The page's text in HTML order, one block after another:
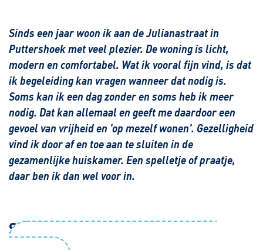
Sinds een jaar woon ik aan de Julianastraat in
Puttershoek met veel plezier. De woning is licht,
modern en comfortabel. Wat ik vooral fijn vind, is dat
ik begeleiding kan vragen wanneer dat nodig is.
Soms kan ik een dag zonder en soms heb ik meer
nodig. Dat kan allemaal en geeft me daardoor een
gevoel van vrijheid en 'op mezelf wonen'. Gezelligheid
vind ik door af en toe aan te sluiten in de
gezamenlijke huiskamer. Een spelletje of praatje,
daar ben ik dan wel voor in.
Sfeerimpressie